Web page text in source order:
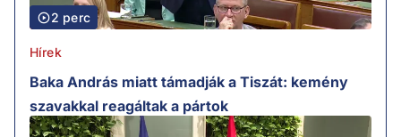
2 perc
Hírek
Baka András miatt támadják a Tiszát: kemény
szavakkal reagáltak a pártok